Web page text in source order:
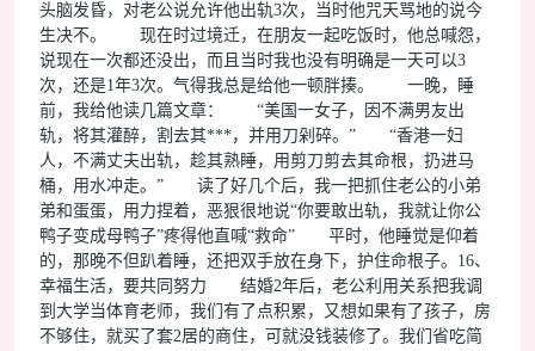
头脑发昏，对老公说允许他出轨3次，当时他咒天骂地的说今
生决不。 现在时过境迁，在朋友一起吃饭时，他总喊怨，
说现在一次都还没出，而且当时我也没有明确是一天可以3
次，还是1年3次。气得我总是给他一顿胖揍。 一晚，睡
前，我给他读几篇文章： “美国一女子，因不满男友出
轨，将其灌醉，割去其***，并用刀剁碎。” “香港一妇
人，不满丈夫出轨，趁其熟睡，用剪刀剪去其命根，扔进马
桶，用水冲走。” 读了好几个后，我一把抓住老公的小弟
弟和蛋蛋，用力捏着，恶狠很地说“你要敢出轨，我就让你公
鸭子变成母鸭子”疼得他直喊“救命” 平时，他睡觉是仰着
的，那晚不但趴着睡，还把双手放在身下，护住命根子。16、
幸福生活，要共同努力 结婚2年后，老公利用关系把我调
到大学当体育老师，我们有了点积累，又想如果有了孩子，房
不够住，就买了套2居的商住，可就没钱装修了。我们省吃简